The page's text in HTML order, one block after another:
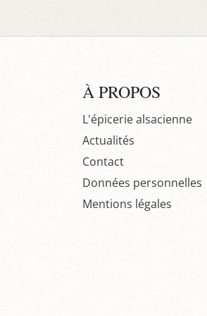
À PROPOS
L'épicerie alsacienne
Actualités
Contact
Données personnelles
Mentions légales